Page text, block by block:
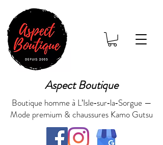
Aspect Boutique
Boutique homme à L’Isle‑sur‑la‑Sorgue —
Mode premium & chaussures Kamo Gutsu